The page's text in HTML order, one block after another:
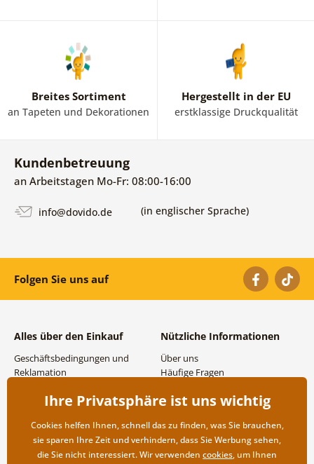
Breites Sortiment
an Tapeten und Dekorationen
Hergestellt in der EU
erstklassige Druckqualität
Kundenbetreuung
an Arbeitstagen Mo-Fr: 08:00-16:00
info@dovido.de (in englischer Sprache)
Folgen Sie uns auf
Alles über den Einkauf
Geschäftsbedingungen und
Reklamation
Versand- und
Rücksendung der Ware
Nützliche Informationen
Über uns
Häufige Fragen
Großhandel und
Ihre Privatsphäre ist uns wichtig
Cookies helfen Ihnen, schnell das zu finden, was Sie brauchen,
sie sparen Ihre Zeit und verhindern, dass Sie Werbung sehen,
die Sie nicht interessiert. Wir verwenden cookies, um Ihnen